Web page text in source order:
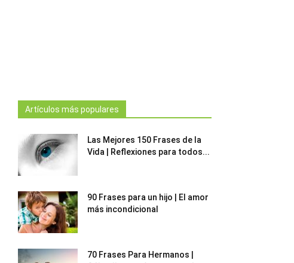
Artículos más populares
Las Mejores 150 Frases de la
Vida | Reflexiones para todos...
90 Frases para un hijo | El amor
más incondicional
70 Frases Para Hermanos |